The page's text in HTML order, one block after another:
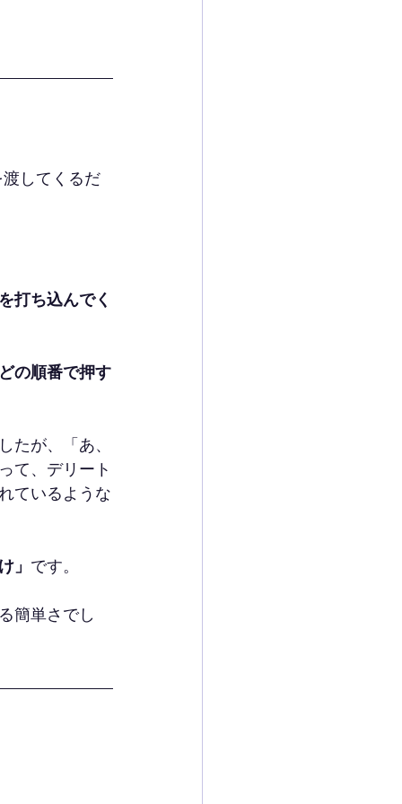
してくるだ
打ち込んでく
の順番で押す
が、「あ、
て、デリート
ているような
」 です。
簡単さでし